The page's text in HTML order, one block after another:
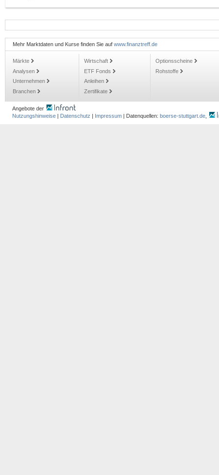
Mehr Marktdaten und Kurse finden Sie auf www.finanztreff.de
Märkte
Analysen
Unternehmen
Branchen
Wirtschaft
ETF Fonds
Anleihen
Zertifikate
Optionsscheine
Rohstoffe
Angebote der
Nutzungshinweise | Datenschutz | Impressum | Datenquellen: boerse-stuttgart.de